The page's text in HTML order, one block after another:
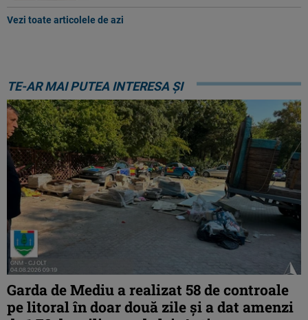
Vezi toate articolele de azi
TE-AR MAI PUTEA INTERESA ȘI
Garda de Mediu a realizat 58 de controale
pe litoral în doar două zile și a dat amenzi